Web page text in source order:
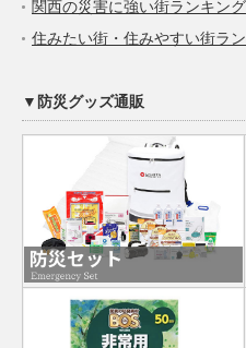
関西の災害に強い街ランキング
住みたい街・住みやすい街ラ
▼防災グッズ通販